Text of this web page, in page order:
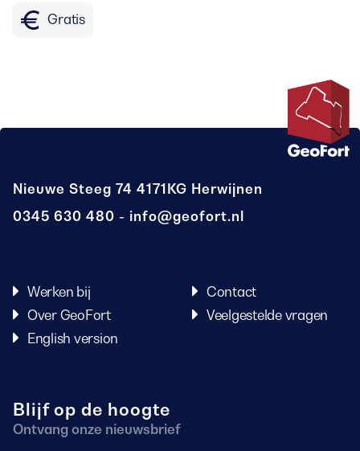
Gratis
Nieuwe Steeg 74 4171KG Herwijnen
0345 630 480
info@geofort.nl
Werken bij
Over GeoFort
English version
Contact
Veelgestelde vragen
Blijf op de hoogte
Ontvang onze nieuwsbrief